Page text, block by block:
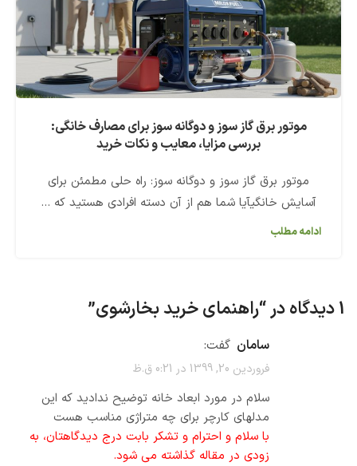
موتور برق گاز سوز و دوگانه سوز برای مصارف خانگی:
بررسی مزایا، معایب و نکات خرید
موتور برق گاز سوز و دوگانه سوز: راه حلی مطمئن برای
آسایش خانگیآیا شما هم از آن دسته افرادی هستید که ...
ادامه مطلب
1 دیدگاه در “ راهنمای خرید بخارشوی”
سامان گفت:
فروردین 20, 1399 در 0:21 ق.ظ
سلام در مورد ابعاد خانه توضیح ندادید که این
مدلهای کارچر برای چه متراژی مناسب هست
با سلام و احترام و تشکر بابت درج دیدگاهتان، به
زودی در مقاله گذاشته می شود.